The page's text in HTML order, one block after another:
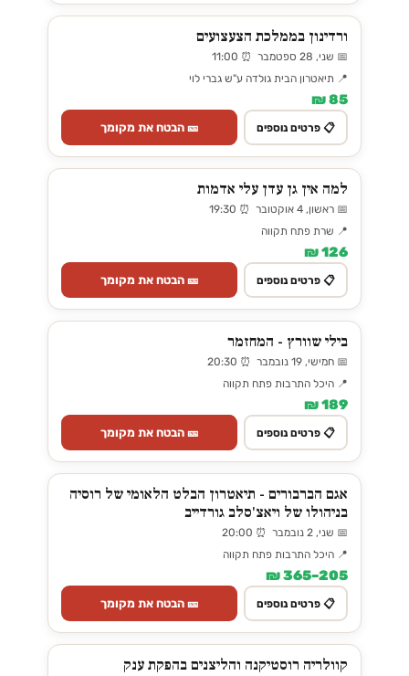
ורדינון בממלכת הצעצועים
📅 שני, 28 ספטמבר ⏰ 11:00
📍 תיאטרון הבית גולדה ע"ש גברי לוי
85 ₪
📋 פרטים נוספים 🎫 הבטח את מקומך
למה אין גן עדן עלי אדמות
📅 ראשון, 4 אוקטובר ⏰ 19:30
📍 שרת פתח תקווה
126 ₪
📋 פרטים נוספים 🎫 הבטח את מקומך
בילי שוורץ - המחזמר
📅 חמישי, 19 נובמבר ⏰ 20:30
📍 היכל התרבות פתח תקווה
189 ₪
📋 פרטים נוספים 🎫 הבטח את מקומך
אגם הברבורים - תיאטרון הבלט הלאומי של רוסיה
בניהולו של ויאצ'סלב גורדייב
📅 שני, 2 נובמבר ⏰ 20:00
📍 היכל התרבות פתח תקווה
205–365 ₪
📋 פרטים נוספים 🎫 הבטח את מקומך
קוולריה רוסטיקנה והליצנים בהפקת ענק